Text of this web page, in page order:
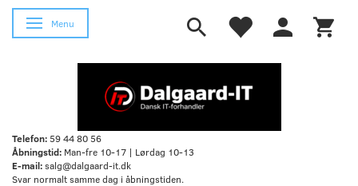
Skifte navigation
Menu
Telefon:59 44 80 56
Åbningstid: Man-fre 10-17 | Lørdag 10-13
E-mail:salg@dalgaard-it.dk
Svar normalt samme dag i åbningstiden.